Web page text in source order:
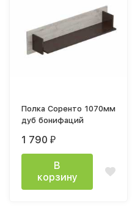
Полка Соренто 1070мм
дуб бонифаций
1 790 ₽
В
корзину